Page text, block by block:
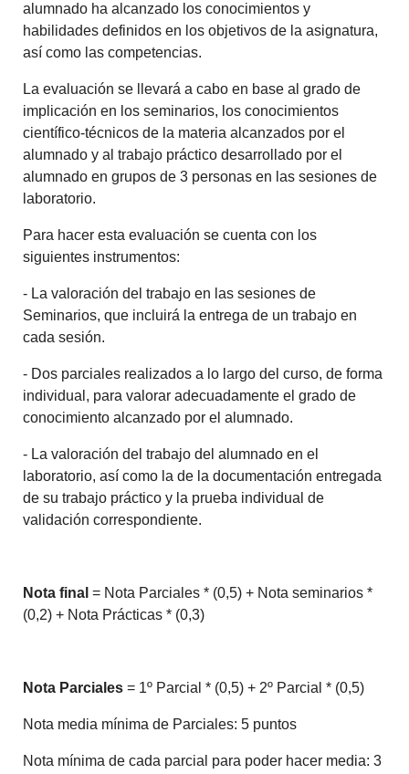
alumnado ha alcanzado los conocimientos y
habilidades definidos en los objetivos de la asignatura,
así como las competencias.
La evaluación se llevará a cabo en base al grado de
implicación en los seminarios, los conocimientos
científico-técnicos de la materia alcanzados por el
alumnado y al trabajo práctico desarrollado por el
alumnado en grupos de 3 personas en las sesiones de
laboratorio.
Para hacer esta evaluación se cuenta con los
siguientes instrumentos:
- La valoración del trabajo en las sesiones de
Seminarios, que incluirá la entrega de un trabajo en
cada sesión.
- Dos parciales realizados a lo largo del curso, de forma
individual, para valorar adecuadamente el grado de
conocimiento alcanzado por el alumnado.
- La valoración del trabajo del alumnado en el
laboratorio, así como la de la documentación entregada
de su trabajo práctico y la prueba individual de
validación correspondiente.
Nota final = Nota Parciales * (0,5) + Nota seminarios *
(0,2) + Nota Prácticas * (0,3)
Nota Parciales= 1º Parcial * (0,5) + 2º Parcial * (0,5)
Nota media mínima de Parciales: 5 puntos
Nota mínima de cada parcial para poder hacer media: 3